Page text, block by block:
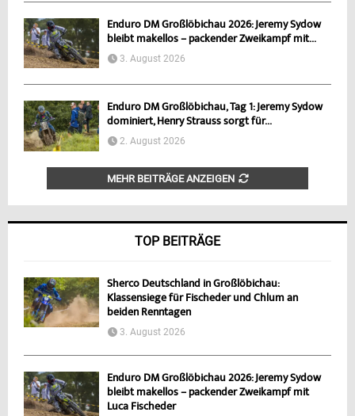
Enduro DM Großlöbichau 2026: Jeremy Sydow
bleibt makellos – packender Zweikampf mit...
3. August 2026
Enduro DM Großlöbichau, Tag 1: Jeremy Sydow
dominiert, Henry Strauss sorgt für...
2. August 2026
MEHR BEITRÄGE ANZEIGEN
TOP BEITRÄGE
Sherco Deutschland in Großlöbichau:
Klassensiege für Fischeder und Chlum an
beiden Renntagen
3. August 2026
Enduro DM Großlöbichau 2026: Jeremy Sydow
bleibt makellos – packender Zweikampf mit
Luca Fischeder